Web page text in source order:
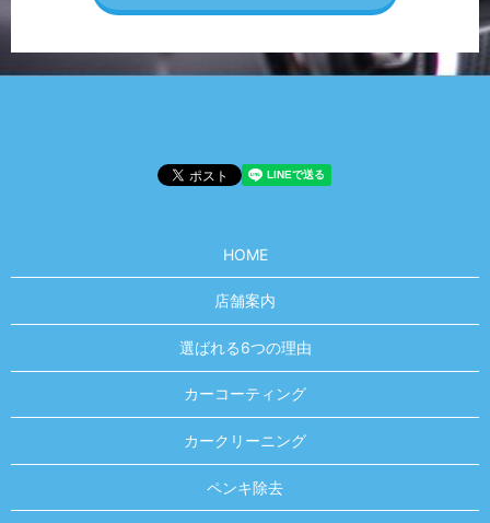
HOME
店舗案内
選ばれる6つの理由
カーコーティング
カークリーニング
ペンキ除去